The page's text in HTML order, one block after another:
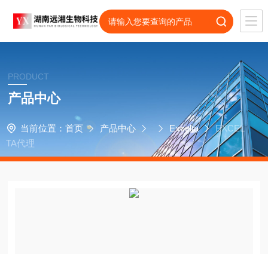
PRODUCT
产品中心
当前位置： 首页 产品中心 Excelta
EXCEL
TA代理